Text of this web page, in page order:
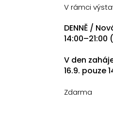
V rámci
DENNĚ /
14:00–21:00
V den
16.9. pouze
Zdarma